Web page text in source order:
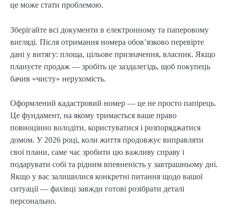
це може стати проблемою.
Зберігайте всі документи в електронному та паперовому
вигляді. Після отримання номера обов’язково перевірте
дані у витягу: площа, цільове призначення, власник. Якщо
плануєте продаж — зробіть це заздалегідь, щоб покупець
бачив «чисту» нерухомість.
Оформлений кадастровий номер — це не просто папірець.
Це фундамент, на якому тримається ваше право
повноцінно володіти, користуватися і розпоряджатися
домом. У 2026 році, коли життя продовжує виправляти
свої плани, саме час зробити цю важливу справу і
подарувати собі та рідним впевненість у завтрашньому дні.
Якщо у вас залишилися конкретні питання щодо вашої
ситуації — фахівці завжди готові розібрати деталі
персонально.